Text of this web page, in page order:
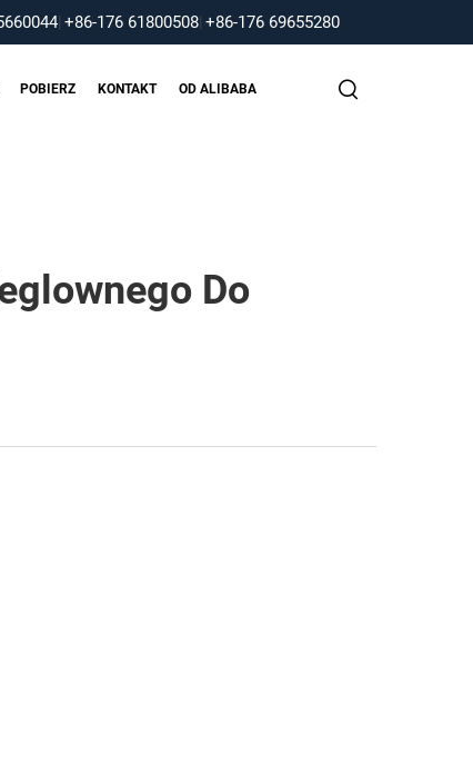
+86-176 61800508 +86-176 69655280
POBIERZ KONTAKT OD ALIBABA
Do